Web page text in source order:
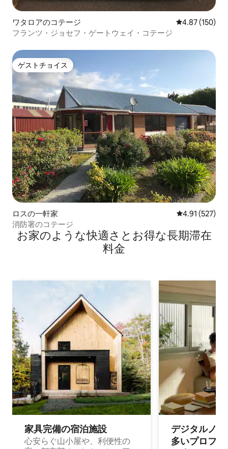
ワタロアのコテージ レビュー150
4.87 (150)
フランツ・ジョセフ・ゲートウェイ・コテージ
ゲストチョイス
ゲストチョイス
ロスの一軒家 レビュー527
4.91 (527)
消防署のコテージ
お家のような快⁠適⁠さ⁠とお⁠得⁠な長⁠期⁠滞⁠在
料⁠金
家具完備の宿⁠泊⁠施⁠設
心安らぐ山小屋や、利便性の
デジタルノ
多⁠いプ⁠ロ⁠フ⁠